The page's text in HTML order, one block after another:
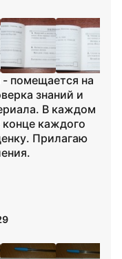
помещается на
знаний и
В каждом
каждого
Прилагаю